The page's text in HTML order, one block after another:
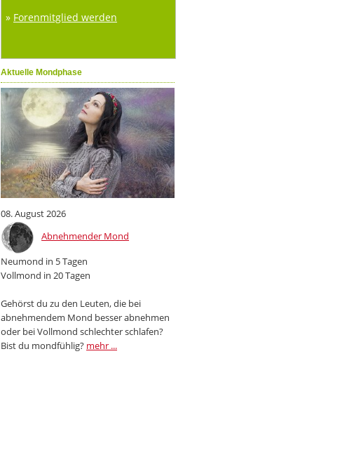
» Forenmitglied werden
Aktuelle Mondphase
08. August 2026
Abnehmender Mond
Neumond in 5 Tagen
Vollmond in 20 Tagen
Gehörst du zu den Leuten, die bei
abnehmendem Mond besser abnehmen
oder bei Vollmond schlechter schlafen?
Bist du mondfühlig? mehr ...